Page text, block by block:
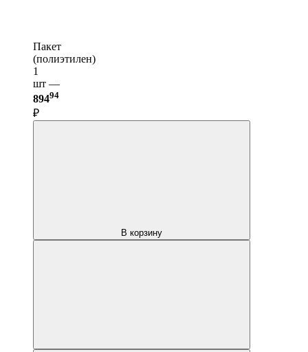
Пакет
(полиэтилен)
1
шт —
89494
₽
В корзину